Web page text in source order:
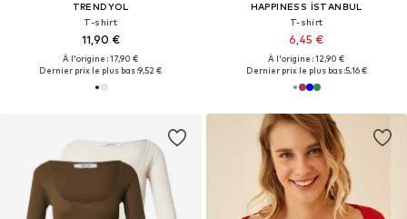
TRENDYOL
T-shirt
11,90 €
À l'origine : 17,90 €
Dernier prix le plus bas :9,52 €
HAPPINESS İSTANBUL
T-shirt
6,45 €
À l'origine : 12,90 €
Dernier prix le plus bas :5,16 €